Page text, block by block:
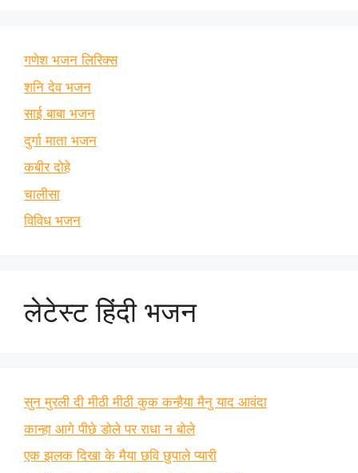
गणेश भजन लिरिक्स
शनि देव भजन
साई बाबा भजन
दुर्गा माता भजन
कबीर दोहे
चालीसा
विविध भजन
लेटेस्ट हिंदी भजन
सुन मुरली दी मीठी मीठी कुक कन्हैया मैनु याद आवंदा
कान्हा आगे पीछे डोले पर राधा न बोले
एक झलक दिखा के मैया छवि छुपाले प्यारी